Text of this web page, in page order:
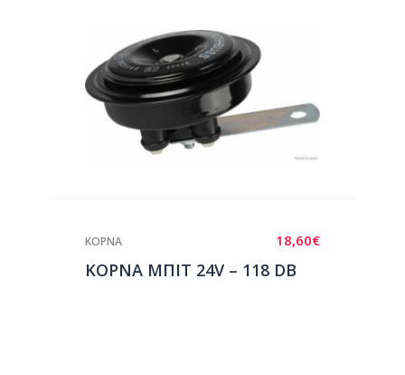
18,60€
ΚΟΡΝΑ
ΚΟΡΝΑ ΜΠΙΤ 24V – 118 DB